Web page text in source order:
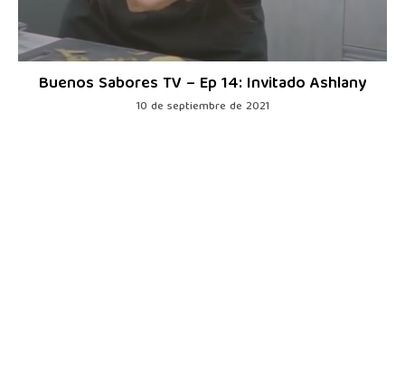
Buenos Sabores TV – Ep 14: Invitado Ashlany
10 de septiembre de 2021